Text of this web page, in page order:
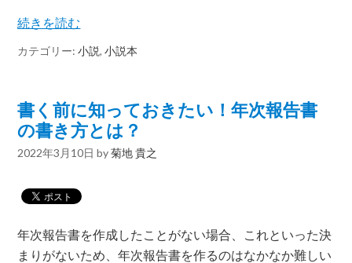
続きを読む
カテゴリー:小説,小説本
書く前に知っておきたい！年次報告書
の書き方とは？
2022年3月10日 by菊地 貴之
年次報告書を作成したことがない場合、これといった決
まりがないため、年次報告書を作るのはなかなか難しい